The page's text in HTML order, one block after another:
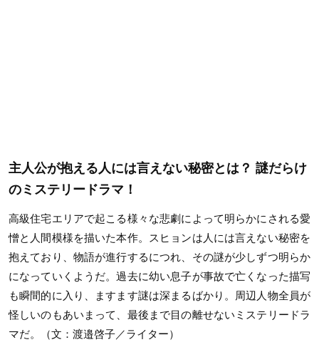
主人公が抱える人には言えない秘密とは？ 謎だらけ
のミステリードラマ！
高級住宅エリアで起こる様々な悲劇によって明らかにされる愛
憎と人間模様を描いた本作。スヒョンは人には言えない秘密を
抱えており、物語が進行するにつれ、その謎が少しずつ明らか
になっていくようだ。過去に幼い息子が事故で亡くなった描写
も瞬間的に入り、ますます謎は深まるばかり。周辺人物全員が
怪しいのもあいまって、最後まで目の離せないミステリードラ
マだ。（文：渡邉啓子／ライター）